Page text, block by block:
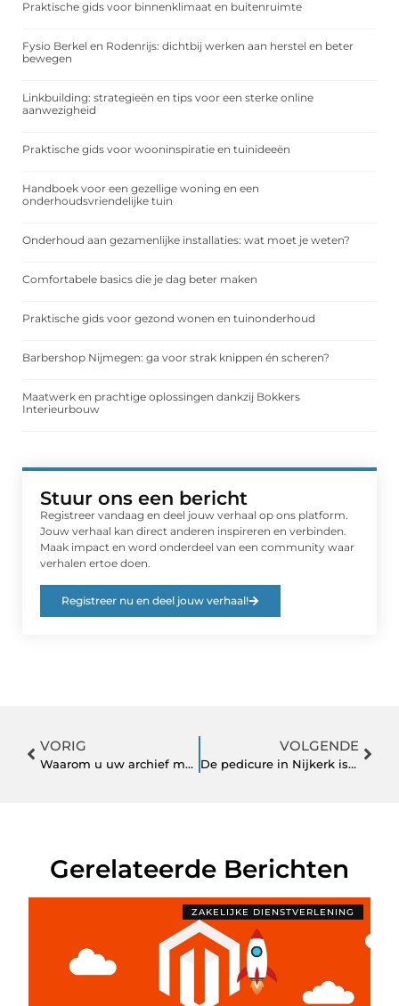
Praktische gids voor binnenklimaat en buitenruimte
Fysio Berkel en Rodenrijs: dichtbij werken aan herstel en beter
bewegen
Linkbuilding: strategieën en tips voor een sterke online
aanwezigheid
Praktische gids voor wooninspiratie en tuinideeën
Handboek voor een gezellige woning en een
onderhoudsvriendelijke tuin
Onderhoud aan gezamenlijke installaties: wat moet je weten?
Comfortabele basics die je dag beter maken
Praktische gids voor gezond wonen en tuinonderhoud
Barbershop Nijmegen: ga voor strak knippen én scheren?
Maatwerk en prachtige oplossingen dankzij Bokkers
Interieurbouw
Stuur ons een bericht
Registreer vandaag en deel jouw verhaal op ons platform.
Jouw verhaal kan direct anderen inspireren en verbinden.
Maak impact en word onderdeel van een community waar
verhalen ertoe doen.
Registreer nu en deel jouw verhaal!
VORIG
Waarom u uw archief moet laten digitaliseren
VOLGENDE
De pedicure in Nijkerk is de ultieme ontspanning
Gerelateerde Berichten
ZAKELIJKE DIENSTVERLENING